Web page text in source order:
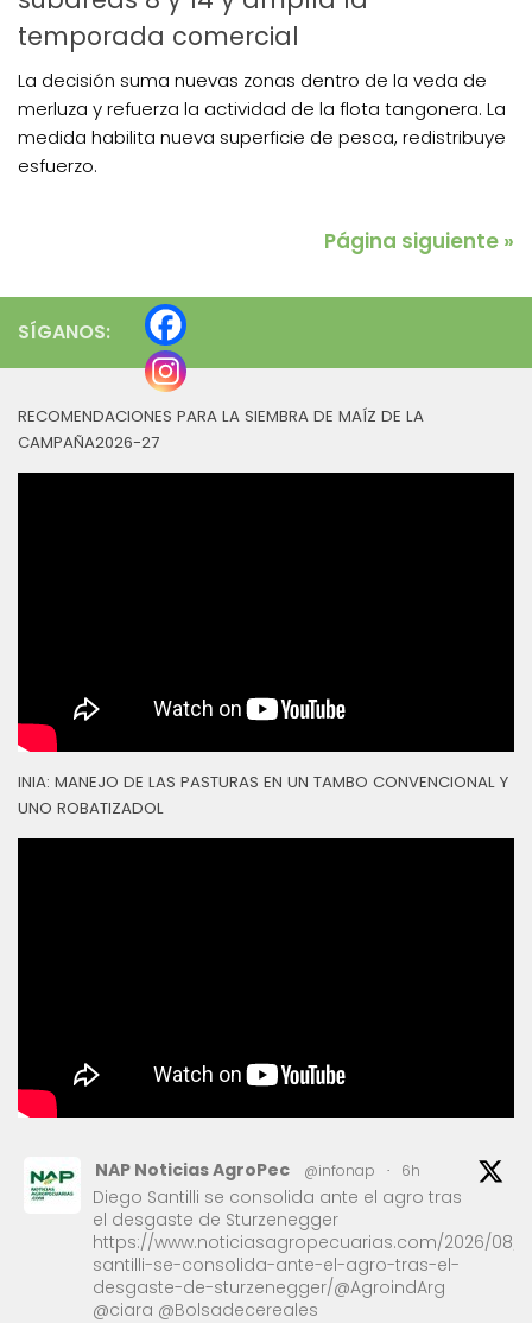
temporada comercial
La decisión suma nuevas zonas dentro de la veda de
merluza y refuerza la actividad de la flota tangonera. La
medida habilita nueva superficie de pesca, redistribuye
esfuerzo.
Página siguiente »
SÍGANOS:
RECOMENDACIONES PARA LA SIEMBRA DE MAÍZ DE LA
CAMPAÑA2026-27
INIA: MANEJO DE LAS PASTURAS EN UN TAMBO CONVENCIONAL Y
UNO ROBATIZADOL
NAP Noticias AgroPec @infonap · 6h
Diego Santilli se consolida ante el agro tras
el desgaste de Sturzenegger
https://www.noticiasagropecuarias.com/2026/08/
santilli-se-consolida-ante-el-agro-tras-el-
desgaste-de-sturzenegger/@AgroindArg
@ciara @Bolsadecereales